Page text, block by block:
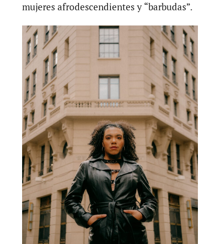
mujeres afrodescendientes y “barbudas”.